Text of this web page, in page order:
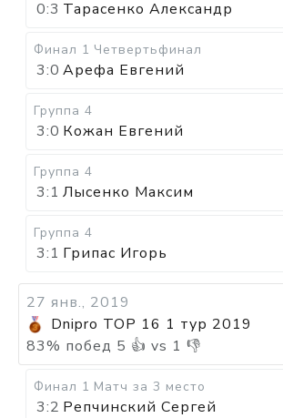
0:3 Тарасенко Александр
Финал 1 Четвертьфинал
3:0 Арефа Евгений
Группа 4
3:0 Кожан Евгений
Группа 4
3:1 Лысенко Максим
Группа 4
3:1 Грипас Игорь
27 янв., 2019
Dnipro TOP 16 1 тур 2019
83% побед 5 👍 vs 1 👎
Финал 1 Матч за 3 место
3:2 Репчинский Сергей